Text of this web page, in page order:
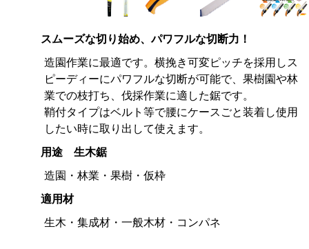
スムーズな切り始め、パワフルな切断力！
造園作業に最適です。横挽き可変ピッチを採用しス
ピーディーにパワフルな切断が可能で、果樹園や林
業での枝打ち、伐採作業に適した鋸です。
鞘付タイプはベルト等で腰にケースごと装着し使用
したい時に取り出して使えます。
用途 生木鋸
造園・林業・果樹・仮枠
適用材
生木・集成材・一般木材・コンパネ